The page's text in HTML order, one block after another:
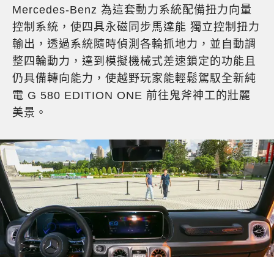
Mercedes-Benz 為這套動力系統配備扭力向量
控制系統，使四具永磁同步馬達能 獨立控制扭力
輸出，透過系統隨時偵測各輪抓地力，並自動調
整四輪動力，達到模擬機械式差速鎖定的功能且
仍具備轉向能力，使越野玩家能輕鬆駕馭全新純
電 G 580 EDITION ONE 前往鬼斧神工的壯麗
美景。